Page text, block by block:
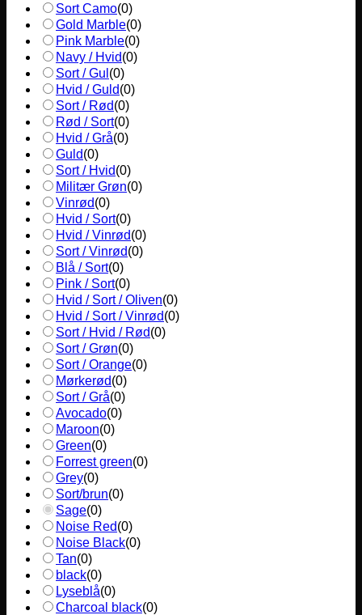
Sort Camo(0)
Gold Marble(0)
Pink Marble(0)
Navy / Hvid(0)
Sort / Gul (0)
Hvid / Guld(0)
Sort / Rød(0)
Rød / Sort(0)
Hvid / Grå(0)
Guld(0)
Sort / Hvid(0)
Militær Grøn(0)
Vinrød(0)
Hvid / Sort(0)
Hvid / Vinrød(0)
Sort / Vinrød(0)
Blå / Sort(0)
Pink / Sort(0)
Hvid / Sort / Oliven(0)
Hvid / Sort / Vinrød(0)
Sort / Hvid / Rød(0)
Sort / Grøn(0)
Sort / Orange(0)
Mørkerød(0)
Sort / Grå(0)
Avocado(0)
Maroon(0)
Green(0)
Forrest green(0)
Grey(0)
Sort/brun(0)
Sage(0)
Noise Red(0)
Noise Black(0)
Tan(0)
black(0)
Lyseblå(0)
Charcoal black(0)